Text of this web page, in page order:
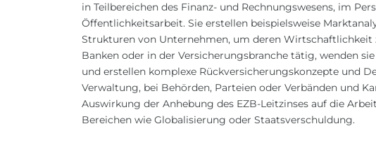
in Teilbereichen des Finanz- und Rechnungswesens, im
Öffentlichkeitsarbeit. Sie erstellen beispielsweise
Strukturen von Unternehmen, um deren Wirtschaftlichkeit
Banken oder in der Versicherungsbranche tätig, wenden
und erstellen komplexe Rückversicherungskonzepte und
Verwaltung, bei Behörden, Parteien oder Verbänden und
Auswirkung der Anhebung des EZB-Leitzinses auf die
Bereichen wie Globalisierung oder Staatsverschuldung.